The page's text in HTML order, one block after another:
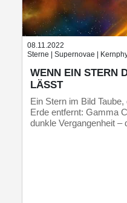
08.11.2022
Sterne | Supernovae |
WENN EIN STERN
LÄSST
Ein Stern im Bild
Erde entfernt: Gamma
dunkle Vergangenheit –